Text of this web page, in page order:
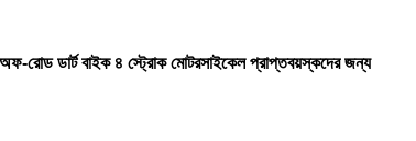
রোড ডার্ট বাইক ৪ স্ট্রোক মোটরসাইকেল প্রাপ্তবয়স্কদের জন্য